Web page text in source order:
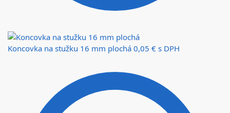
Koncovka na stužku 16 mm plochá 0,05 € s DPH